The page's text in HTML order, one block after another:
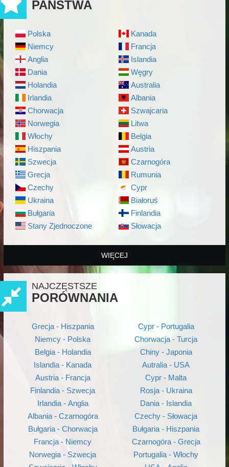
PAŃSTWA
Polska
Niemcy
Anglia
Dania
Holandia
Irlandia
Chorwacja
Norwegia
Włochy
Hiszpania
Szwecja
Grecja
Czechy
Ukraina
Bułgaria
Stany Zjednoczone
Kanada
Francja
Islandia
Węgry
Australia
Albania
Szwajcaria
Litwa
Belgia
Austria
Czarnogóra
Rumunia
Cypr
Białoruś
Finlandia
Słowacja
WIĘCEJ
NAJCZĘSTSZE
PORÓWNANIA
Grecja - Hiszpania
Niemcy - Polska
Belgia - Holandia
Islandia - Kanada
Austria - Francja
Finlandia - Szwecja
Irlandia - Anglia
Albania - Czarnogóra
Bułgaria - Chorwacja
Francja - Niemcy
Norwegia - Szwecja
Cypr - Portugalia
Chorwacja - Turcja
Chiny - Japonia
Autralia - USA
Cypr - Malta
Rosja - Ukraina
Dania - Islandia
Czechy - Słowacja
Bułgaria - Hiszpania
Czarnogóra - Grecja
Portugalia - Włochy